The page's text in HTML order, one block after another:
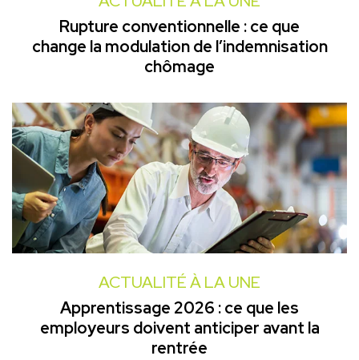
Rupture conventionnelle : ce que
change la modulation de l’indemnisation
chômage
ACTUALITÉ À LA UNE
Apprentissage 2026 : ce que les
employeurs doivent anticiper avant la
rentrée